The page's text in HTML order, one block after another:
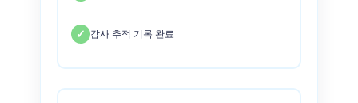
✓ 감사 추적 기록 완료